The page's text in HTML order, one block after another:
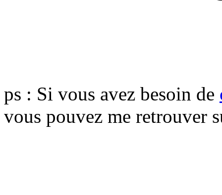
ps : Si vous avez besoin de
vous pouvez me retrouver